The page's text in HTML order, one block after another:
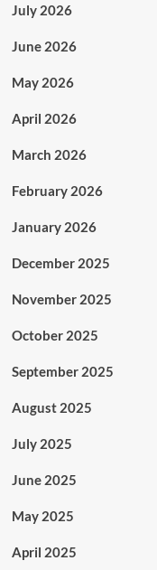
July 2026
June 2026
May 2026
April 2026
March 2026
February 2026
January 2026
December 2025
November 2025
October 2025
September 2025
August 2025
July 2025
June 2025
May 2025
April 2025